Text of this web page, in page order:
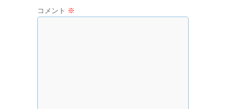
コメント ※